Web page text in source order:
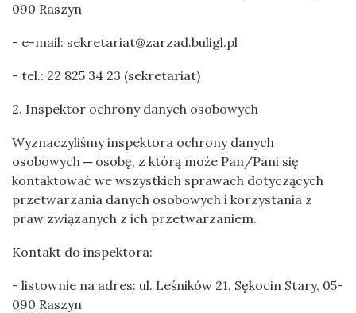
090 Raszyn
- e-mail: sekretariat@zarzad.buligl.pl
- tel.: 22 825 34 23 (sekretariat)
2. Inspektor ochrony danych osobowych
Wyznaczyliśmy inspektora ochrony danych
osobowych ─ osobę, z którą może Pan/Pani się
kontaktować we wszystkich sprawach dotyczących
przetwarzania danych osobowych i korzystania z
praw związanych z ich przetwarzaniem.
Kontakt do inspektora:
- listownie na adres: ul. Leśników 21, Sękocin Stary, 05-
090 Raszyn